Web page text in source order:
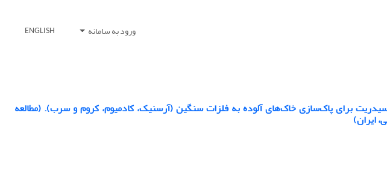
ورود به سامانه ENGLISH
برای پاک‌سازی خاک‌های آلوده به فلزات سنگین (آرسنیک، کادمیوم، کروم و سرب). (مطالعه
ایران)